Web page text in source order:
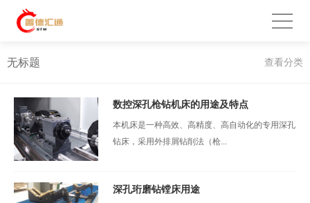
无标题 查看分类
数控深孔枪钻机床的用途及特点
本机床是一种高效、高精度、高自动化的专用深孔
钻床，采用外排屑钻削法（枪...
深孔珩磨钻镗床用途